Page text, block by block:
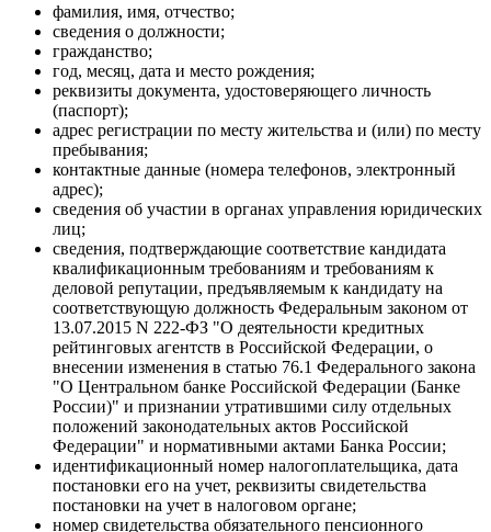
фамилия, имя, отчество;
сведения о должности;
гражданство;
год, месяц, дата и место рождения;
реквизиты документа, удостоверяющего личность
(паспорт);
адрес регистрации по месту жительства и (или) по месту
пребывания;
контактные данные (номера телефонов, электронный
адрес);
сведения об участии в органах управления юридических
лиц;
сведения, подтверждающие соответствие кандидата
квалификационным требованиям и требованиям к
деловой репутации, предъявляемым к кандидату на
соответствующую должность Федеральным законом от
13.07.2015 N 222-ФЗ "О деятельности кредитных
рейтинговых агентств в Российской Федерации, о
внесении изменения в статью 76.1 Федерального закона
"О Центральном банке Российской Федерации (Банке
России)" и признании утратившими силу отдельных
положений законодательных актов Российской
Федерации" и нормативными актами Банка России;
идентификационный номер налогоплательщика, дата
постановки его на учет, реквизиты свидетельства
постановки на учет в налоговом органе;
номер свидетельства обязательного пенсионного